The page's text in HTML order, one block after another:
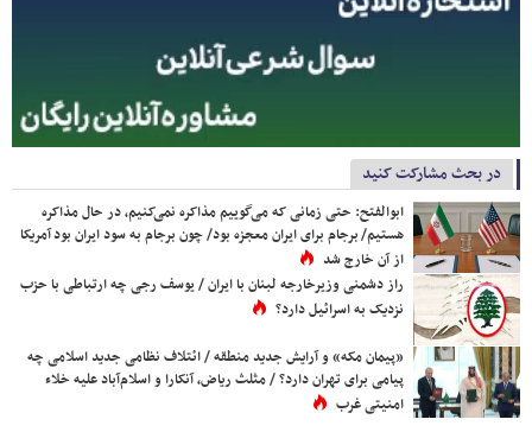
در بحث مشارکت کنید
ابوالفتح: حتی زمانی که می‌گوییم مذاکره نمی‌کنیم، در حال مذاکره
هستیم/ برجام برای ایران معجزه بود/ چون برجام به سود ایران بود آمریکا
از آن خارج شد
راز دشمنی وزیرخارجه لبنان با ایران / یوسف رجی چه ارتباطی با حزب
نزدیک به اسرائیل دارد؟
«پیمان مکه» و آرایش جدید منطقه / ائتلاف نظامی جدید اسلامی چه
پیامی برای تهران دارد؟ / مثلث ریاض، آنکارا و اسلام‌آباد علیه خلاء
امنیتی غرب